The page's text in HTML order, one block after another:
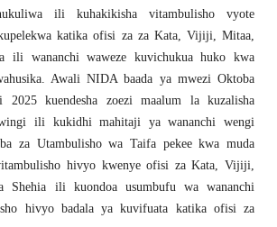
ili kuhakikisha vitambulisho vyote
katika ofisi za za Kata, Vijiji, Mitaa,
ili wananchi waweze kuvichukua huko kwa
Awali NIDA baada ya mwezi Oktoba
2025 kuendesha zoezi maalum la kuzalisha
ili kukidhi mahitaji ya wananchi wengi
za Utambulisho wa Taifa pekee kwa muda
hivyo kwenye ofisi za Kata, Vijiji,
Shehia ili kuondoa usumbufu wa wananchi
hivyo badala ya kuvifuata katika ofisi za